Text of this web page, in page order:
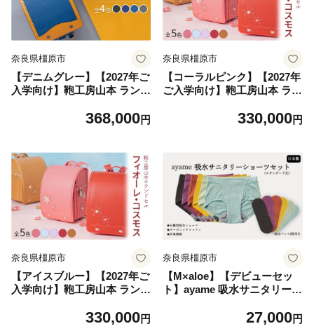
奈良県橿原市
【デニムグレー】【2027年ご
入学向け】鞄工房山本 ランド
月下旬頃までに順次発送予定
368,000円
奈良県橿原市
【コーラルピンク】【2027年
ご入学向け】鞄工房山本 ラン
ス」※2027年2月下旬頃まで
330,000円
奈良県橿原市
【アイスブルー】【2027年ご
入学向け】鞄工房山本 ランド
ス」※2027年2月下旬頃まで
330,000円
奈良県橿原市
【M×aloe】【デビューセッ
ト】ayame 吸水サニタリーシ
丈）【吸水パット2枚付き】
27,000円